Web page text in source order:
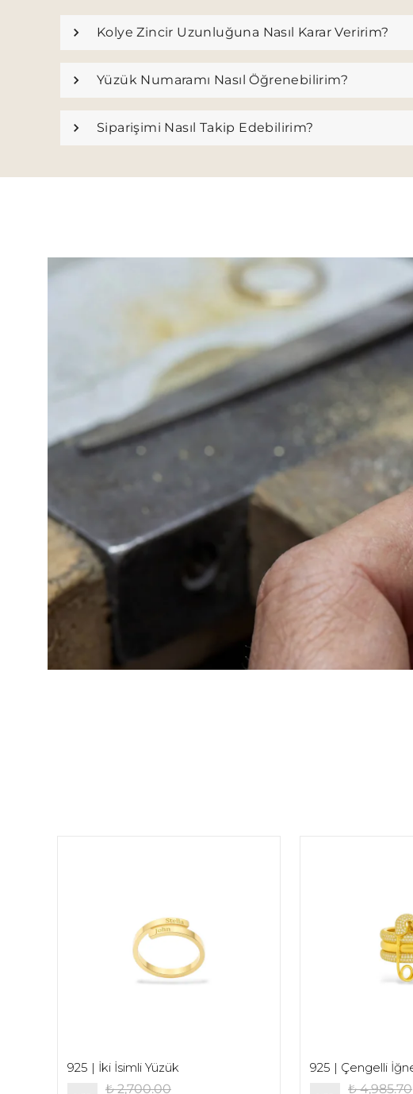
Kolye Zincir Uzunluğuna Nasıl Karar Veririm?
Yüzük Numaramı Nasıl Öğrenebilirim?
Siparişimi Nasıl Takip Edebilirim?
925 | İki İsimli Yüzük
₺ 2,700.00 ₺ 4,985.70